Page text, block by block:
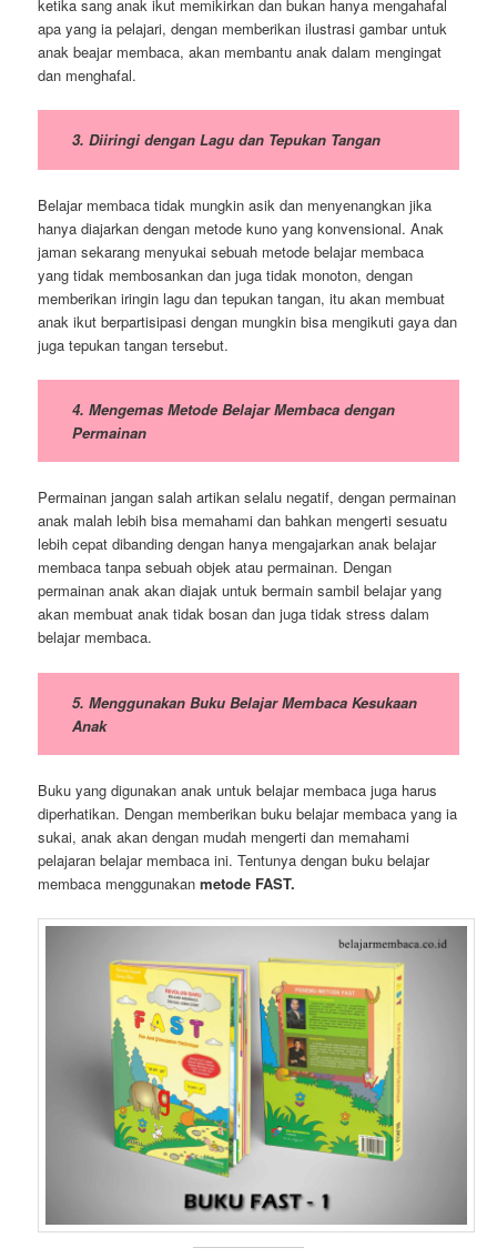
ketika sang anak ikut memikirkan dan bukan hanya mengahafal
apa yang ia pelajari, dengan memberikan ilustrasi gambar untuk
anak beajar membaca, akan membantu anak dalam mengingat
dan menghafal.
3. Diiringi dengan Lagu dan Tepukan Tangan
Belajar membaca tidak mungkin asik dan menyenangkan jika
hanya diajarkan dengan metode kuno yang konvensional. Anak
jaman sekarang menyukai sebuah metode belajar membaca
yang tidak membosankan dan juga tidak monoton, dengan
memberikan iringin lagu dan tepukan tangan, itu akan membuat
anak ikut berpartisipasi dengan mungkin bisa mengikuti gaya dan
juga tepukan tangan tersebut.
4. Mengemas Metode Belajar Membaca dengan
Permainan
Permainan jangan salah artikan selalu negatif, dengan permainan
anak malah lebih bisa memahami dan bahkan mengerti sesuatu
lebih cepat dibanding dengan hanya mengajarkan anak belajar
membaca tanpa sebuah objek atau permainan. Dengan
permainan anak akan diajak untuk bermain sambil belajar yang
akan membuat anak tidak bosan dan juga tidak stress dalam
belajar membaca.
5. Menggunakan Buku Belajar Membaca Kesukaan
Anak
Buku yang digunakan anak untuk belajar membaca juga harus
diperhatikan. Dengan memberikan buku belajar membaca yang ia
sukai, anak akan dengan mudah mengerti dan memahami
pelajaran belajar membaca ini. Tentunya dengan buku belajar
membaca menggunakan metode FAST.